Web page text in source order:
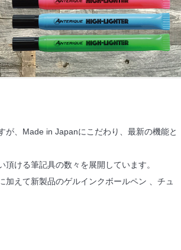
が、Made in Japanにこだわり、最新の機能と
ける筆記具の数々を展開しています。
えて新製品のゲルインクボールペン 、チュ